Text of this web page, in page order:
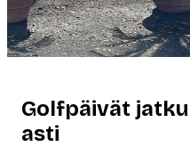
Golfpäivät
asti